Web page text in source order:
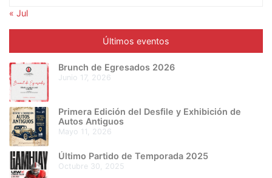
« Jul
Últimos eventos
Brunch de Egresados 2026
junio 17, 2026
Primera Edición del Desfile y Exhibición de
Autos Antiguos
mayo 11, 2026
Último Partido de Temporada 2025
octubre 30, 2025